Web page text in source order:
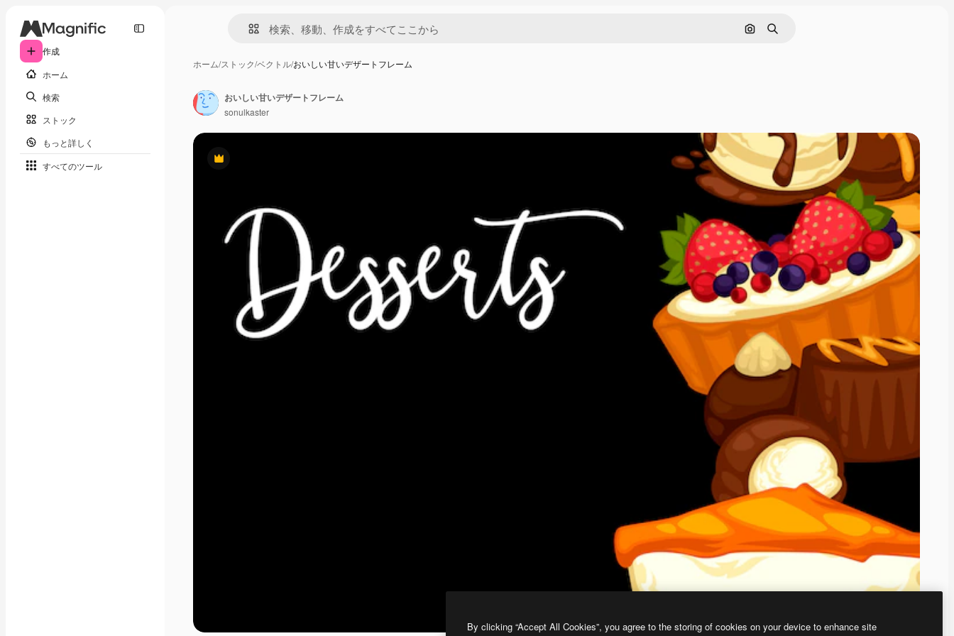
作成
ホーム
検索
ストック
もっと詳しく
すべてのツール
画像で検索
検索
ホーム/ストック/ベクトル/おいしい甘いデザートフレーム
Premium
おいしい甘いデザートフレーム
sonulkaster
By clicking “Accept All Cookies”, you agree to the storing of cookies on your device to enhance site